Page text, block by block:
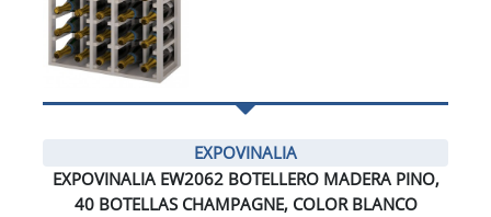
EXPOVINALIA
EXPOVINALIA EW2062 BOTELLERO MADERA PINO,
40 BOTELLAS CHAMPAGNE, COLOR BLANCO